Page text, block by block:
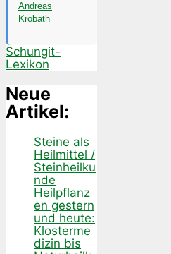
Andreas
Krobath
Schungit-
Lexikon
Neue
Artikel:
Steine als
Heilmittel /
Steinheilku
nde
Heilpflanz
en gestern
und heute:
Klosterme
dizin bis